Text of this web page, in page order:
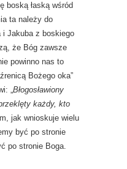
boską łaską wśród
ta należy do
i Jakuba z boskiego
że Bóg zawsze
powinno nas to
Bożego oka”
„Błogosławiony
każdy, kto
jak wnioskuje wielu
być po stronie
po stronie Boga.